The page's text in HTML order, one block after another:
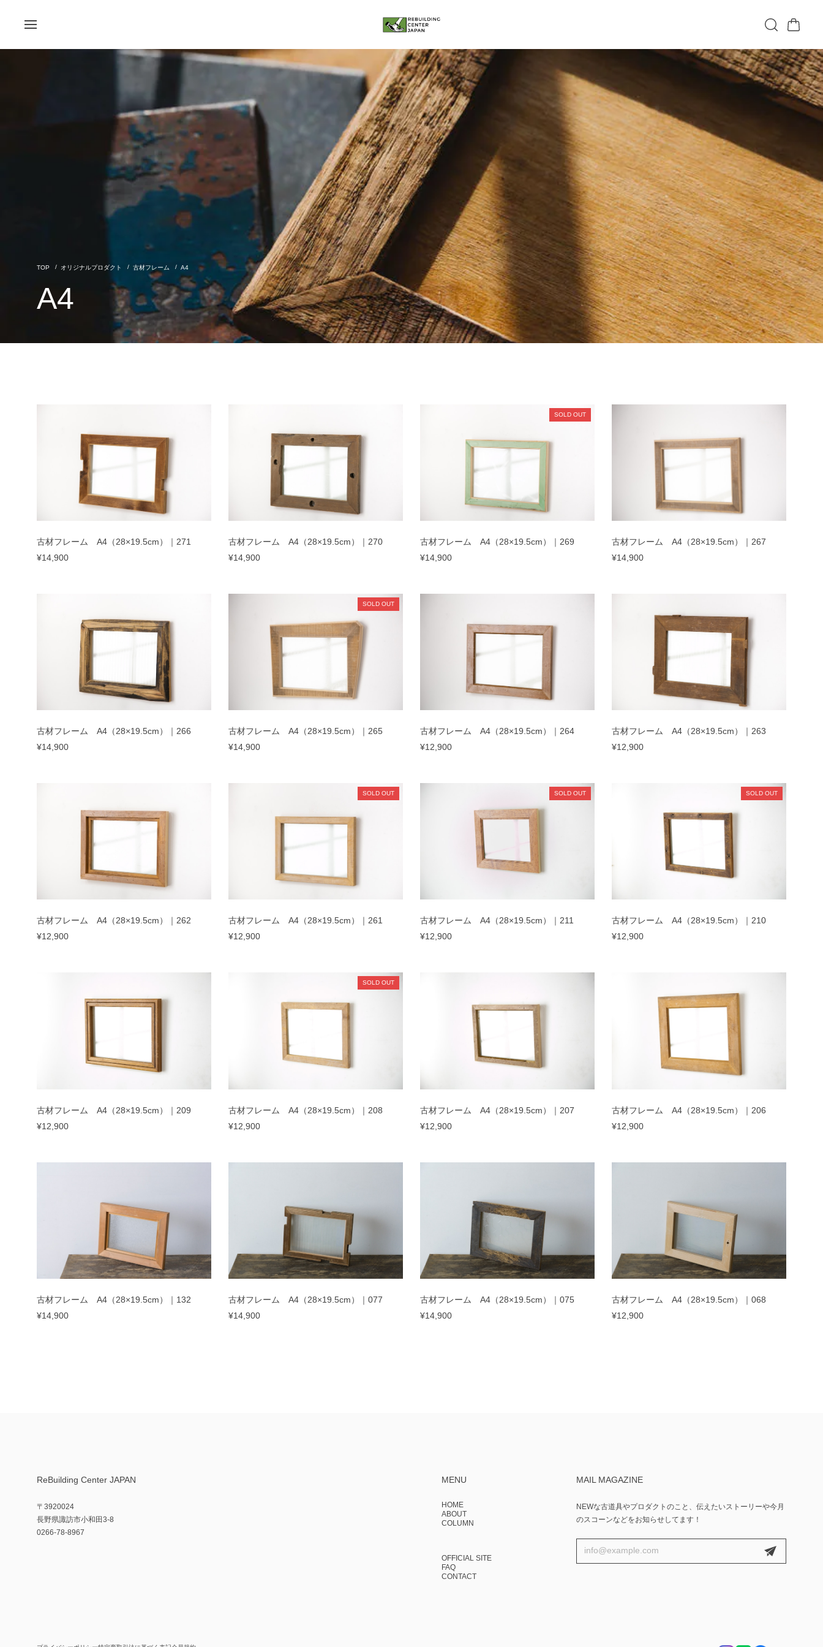
オリジナルプロダクト 古材フレーム A4
A4
古材フレーム A4（28×19.5cm）｜271
¥14,900
古材フレーム A4（28×19.5cm）｜270
¥14,900
SOLD OUT
古材フレーム A4（28×19.5cm）｜269
¥14,900
古材フレーム A4（28×19.5cm）｜267
¥14,900
古材フレーム A4（28×19.5cm）｜266
¥14,900
SOLD OUT
古材フレーム A4（28×19.5cm）｜265
¥14,900
古材フレーム A4（28×19.5cm）｜264
¥12,900
古材フレーム A4（28×19.5cm）｜263
¥12,900
古材フレーム A4（28×19.5cm）｜262
¥12,900
SOLD OUT
古材フレーム A4（28×19.5cm）｜261
¥12,900
SOLD OUT
古材フレーム A4（28×19.5cm）｜211
¥12,900
SOLD OUT
古材フレーム A4（28×19.5cm）｜210
¥12,900
古材フレーム A4（28×19.5cm）｜209
¥12,900
SOLD OUT
古材フレーム A4（28×19.5cm）｜208
¥12,900
古材フレーム A4（28×19.5cm）｜207
¥12,900
古材フレーム A4（28×19.5cm）｜206
¥12,900
古材フレーム A4（28×19.5cm）｜132
¥14,900
古材フレーム A4（28×19.5cm）｜077
¥14,900
古材フレーム A4（28×19.5cm）｜075
¥14,900
古材フレーム A4（28×19.5cm）｜068
¥12,900
ReBuilding Center JAPAN
〒3920024
長野県諏訪市小和田3-8
0266-78-8967
MENU
HOME
ABOUT
COLUMN
OFFICIAL SITE
FAQ
CONTACT
MAIL MAGAZINE
NEWな古道具やプロダクトのこと、伝えたいストーリーや今月
のスコーンなどをお知らせしてます！